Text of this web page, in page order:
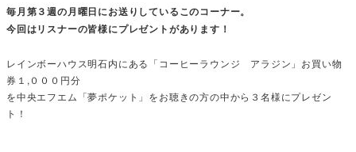
毎月第３週の月曜日にお送りしているこのコーナー。
今回はリスナーの皆様にプレゼントがあります！
レインボーハウス明石内にある「コーヒーラウンジ アラジン」お買い物
券１,０００円分
を中央エフエム「夢ポケット」をお聴きの方の中から３名様にプレゼン
ト！